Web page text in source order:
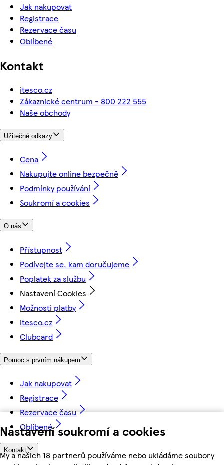
Nastavení soukromí a cookies
My a našich 18 partnerů používáme nebo ukládáme soubory
Jak nakupovat
Registrace
Rezervace času
Oblíbené
Kontakt
itesco.cz
Zákaznické centrum - 800 222 555
Naše obchody
Užitečné odkazy
Cena
Nakupujte online bezpečně
Podmínky používání
Soukromí a cookies
O nás
Přístupnost
Podívejte se, kam doručujeme
Poplatek za službu
Nastavení Cookies
Možnosti platby
itesco.cz
Clubcard
Pomoc s prvním nákupem
Jak nakupovat
Registrace
Rezervace času
Oblíbené
Kontakt